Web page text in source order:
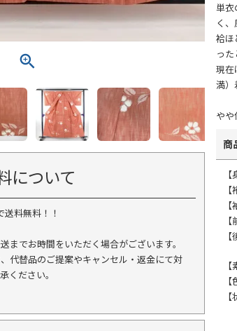
について
料無料！！
でお時間をいただく場合がございます。
代替品のご提案やキャンセル・返金にて対
ください。
単衣
く
袷ほ
っ
現在
満）
や
商